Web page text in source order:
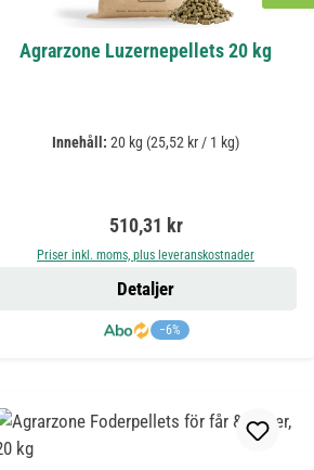
Agrarzone Luzernepellets 20 kg
Innehåll: 20 kg (25,52 kr / 1 kg)
Ordinarie pris:
510,31 kr
Priser inkl. moms, plus leveranskostnader
−6%
Detaljer